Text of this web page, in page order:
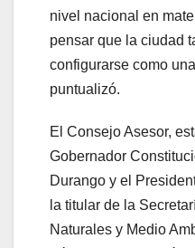
nivel nacional en
pensar que la ciudad
configurarse como
puntualizó.
El Consejo Asesor,
Gobernador
Durango y el
la titular de la
Naturales y Medio